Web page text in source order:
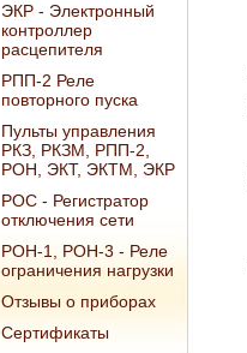
ЭКР - Электронный
контроллер
расцепителя
РПП-2 Реле
повторного пуска
Пульты управления
РКЗ, РКЗМ, РПП-2,
РОН, ЭКТ, ЭКТМ, ЭКР
РОС - Регистратор
отключения сети
РОН-1, РОН-3 - Реле
ограничения нагрузки
Отзывы о приборах
Сертификаты